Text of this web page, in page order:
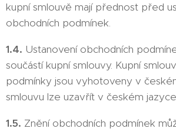
kupní smlouvě mají přednost před
obchodních podmínek.
1.4. Ustanovení obchodních
součástí kupní smlouvy. Kupní
podmínky jsou vyhotoveny v
smlouvu lze uzavřít v českém
1.5. Znění obchodních podmínek